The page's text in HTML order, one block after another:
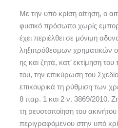
Με την υπό κρίση αίτηση, ο
φυσικό πρόσωπο χωρίς
έχει περιέλθει σε μόνιμη
ληξιπρόθεσμων χρηματικών
ης και ζητά, κατ’ εκτίμηση
του, την επικύρωση του
επικουρικά τη ρύθμιση των
8 παρ. 1 και 2 ν. 3869/2010.
τη ρευστοποίηση του
περιγραφόμενου στην υπό